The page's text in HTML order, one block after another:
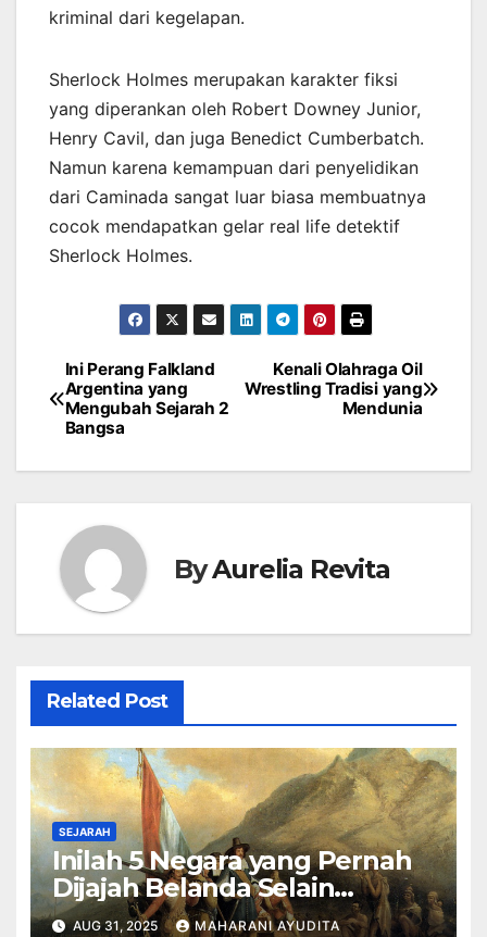
kriminal dari kegelapan.
Sherlock Holmes merupakan karakter fiksi
yang diperankan oleh Robert Downey Junior,
Henry Cavil, dan juga Benedict Cumberbatch.
Namun karena kemampuan dari penyelidikan
dari Caminada sangat luar biasa membuatnya
cocok mendapatkan gelar real life detektif
Sherlock Holmes.
Post
navigation
Kenali Olahraga Oil
Wrestling Tradisi yang
Mendunia
Ini Perang Falkland
Argentina yang
Mengubah Sejarah 2
Bangsa
ByAurelia Revita
Related Post
SEJARAH
Inilah 5 Negara yang Pernah
Dijajah Belanda Selain
Indonesia
AUG 31, 2025 MAHARANI AYUDITA